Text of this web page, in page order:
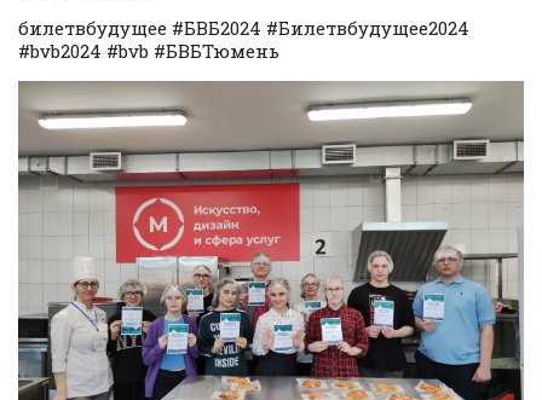
билетвбудущее #БВБ2024 #Билетвбудущее2024
#bvb2024 #bvb #БВБТюмень